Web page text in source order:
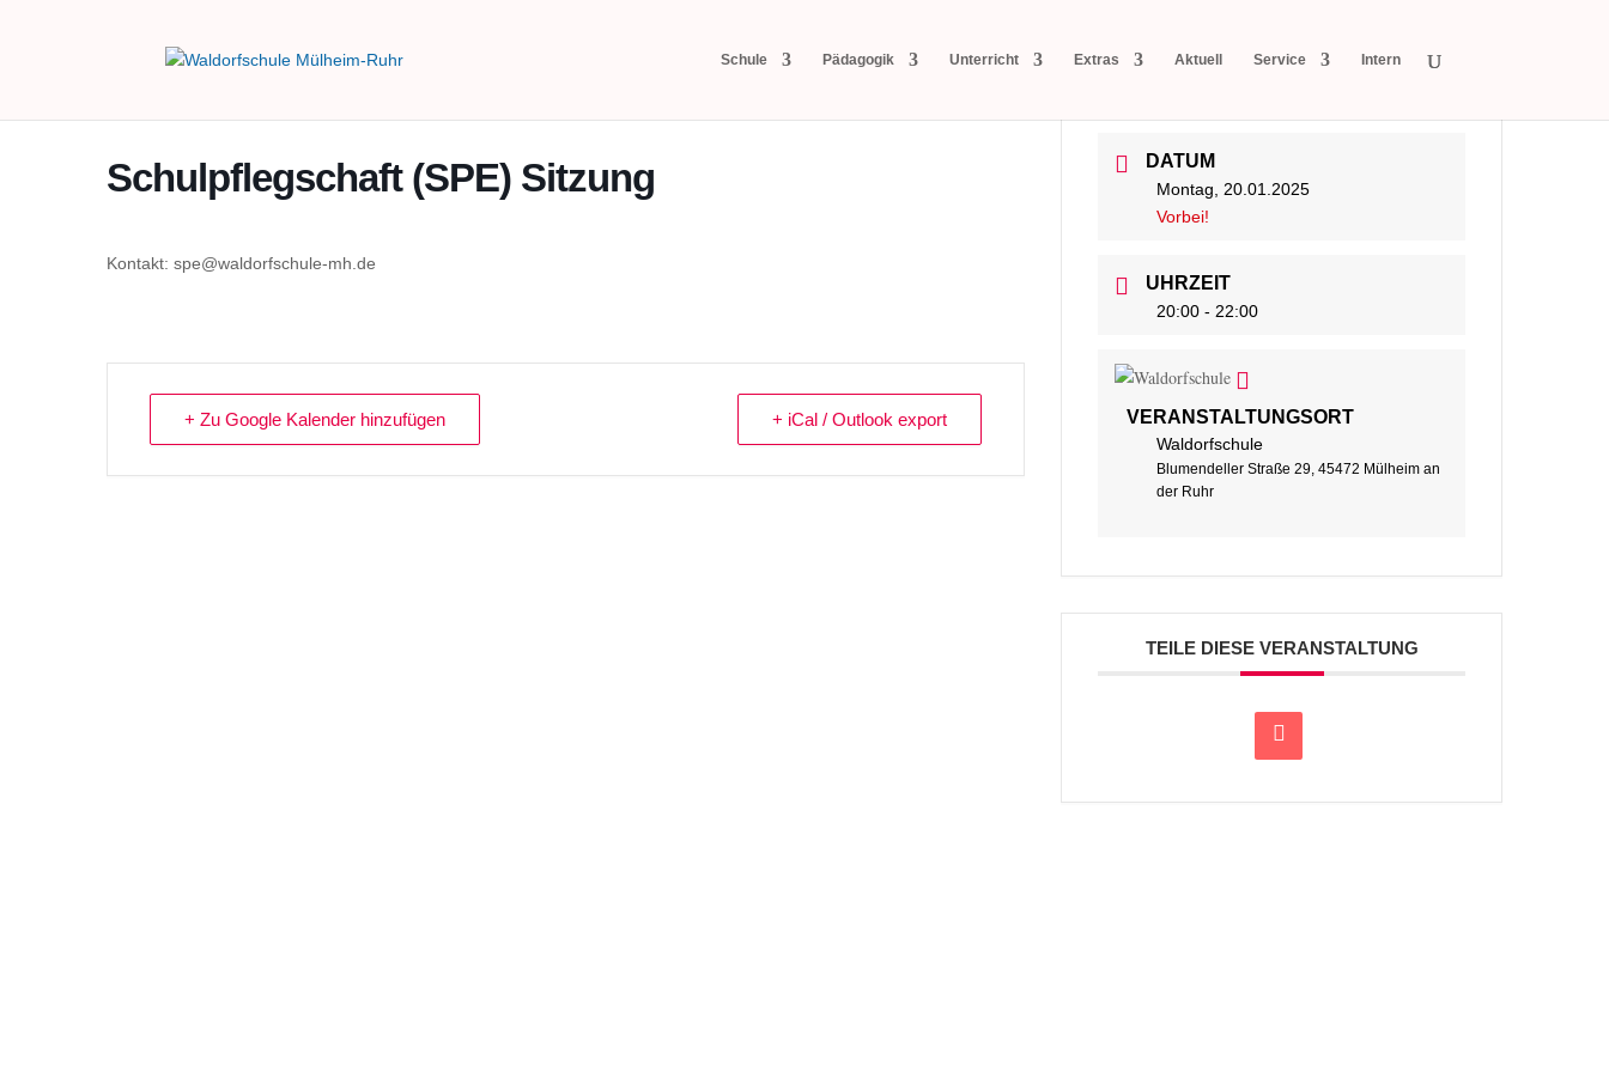
Schule Pädagogik Unterricht Extras Aktuell Service Intern
Schulpflegschaft (SPE) Sitzung
Kontakt: spe@waldorfschule-mh.de
+ Zu Google Kalender hinzufügen + iCal / Outlook export
DATUM
Montag, 20.01.2025
Vorbei!
UHRZEIT
20:00 - 22:00
VERANSTALTUNGSORT
Waldorfschule
Blumendeller Straße 29, 45472 Mülheim an
der Ruhr
TEILE DIESE VERANSTALTUNG